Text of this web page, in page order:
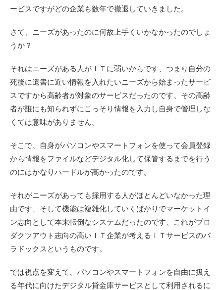
ービスですがどの企業も数年で撤退していきました。
さて、ニーズがあったのに何故上手くいかなかったのでしょ
うか？
それはニーズがある人がＩＴに弱いからです、つまり自分の
死後に遺書に近い情報を入れたいニーズから始まったサービ
スですから高齢者が対象のサービスだったのです、その高齢
者が誰にも知られずにこっそり情報を入力し自身で管理しな
くては意味がありません。
そこで、自身がパソコンやスマートフォンを使って会員登録
から情報をファイルなどデジタル化して保管するまでを行う
のにはかなりハードルが高かったのです。
それがニーズがあっても採用する人がほとんどいなかった理
由です、そして機能は複雑化していくばかりでマーケットイ
ン志向として本末転倒なシステムだったのです、これがプロ
ダクツアウト志向の高いＩＴ企業が考えるＩＴサービスのパ
ラドックスというものです。
では視点を変えて、パソコンやスマートフォンを自由に扱え
る年代に向けたデジタル貸金庫サービスとして利用されるに